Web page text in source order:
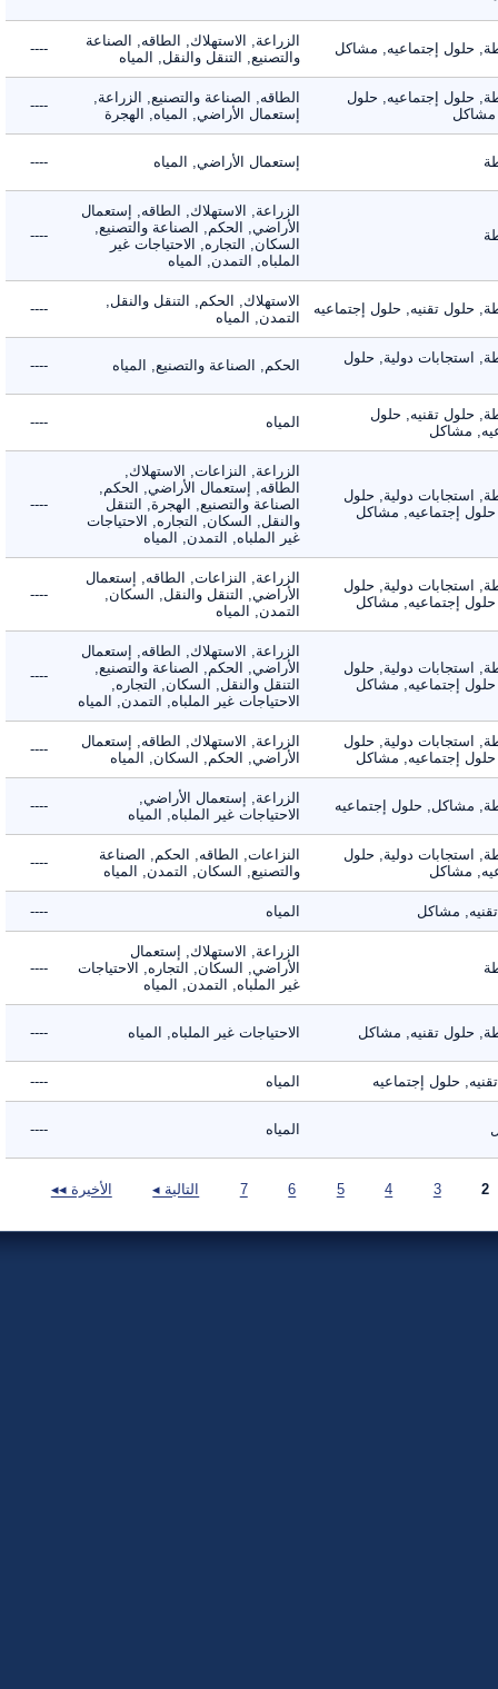
حلول إجتماعيه, مشاكل
الزراعة, الاستهلاك, الطاقه, الصناعة
والتصنيع, التنقل والنقل, المياه
----
حلول إجتماعيه, حلول
الطاقه, الصناعة والتصنيع, الزراعة,
إستعمال الأراضي, المياه, الهجرة
----
إستعمال الأراضي, المياه ----
الزراعة, الاستهلاك, الطاقه, إستعمال
الأراضي, الحكم, الصناعة والتصنيع,
السكان, التجاره, الاحتياجات غير
الملباه, التمدن, المياه
----
حلول تقنيه, حلول إجتماعيه
الاستهلاك, الحكم, التنقل والنقل,
التمدن, المياه
----
استجابات دولية, حلول الحكم, الصناعة والتصنيع, المياه ----
حلول تقنيه, حلول
مشاكل
المياه ----
استجابات دولية, حلول
إجتماعيه, مشاكل
الزراعة, النزاعات, الاستهلاك,
الطاقه, إستعمال الأراضي, الحكم,
الصناعة والتصنيع, الهجرة, التنقل
والنقل, السكان, التجاره, الاحتياجات
غير الملباه, التمدن, المياه
----
استجابات دولية, حلول
إجتماعيه, مشاكل
الزراعة, النزاعات, الطاقه, إستعمال
الأراضي, التنقل والنقل, السكان,
التمدن, المياه
----
استجابات دولية, حلول
إجتماعيه, مشاكل
الزراعة, الاستهلاك, الطاقه, إستعمال
الأراضي, الحكم, الصناعة والتصنيع,
التنقل والنقل, السكان, التجاره,
الاحتياجات غير الملباه, التمدن, المياه
----
استجابات دولية, حلول
إجتماعيه, مشاكل
الزراعة, الاستهلاك, الطاقه, إستعمال
الأراضي, الحكم, السكان, المياه
----
مشاكل, حلول إجتماعيه
الزراعة, إستعمال الأراضي,
الاحتياجات غير الملباه, المياه
----
استجابات دولية, حلول
مشاكل
النزاعات, الطاقه, الحكم, الصناعة
والتصنيع, السكان, التمدن, المياه
----
مشاكل المياه ----
الزراعة, الاستهلاك, إستعمال
الأراضي, السكان, التجاره, الاحتياجات
غير الملباه, التمدن, المياه
----
حلول تقنيه, مشاكل الاحتياجات غير الملباه, المياه ----
حلول إجتماعيه المياه ----
المياه ----
التالية ◂ الأخيرة ◂◂